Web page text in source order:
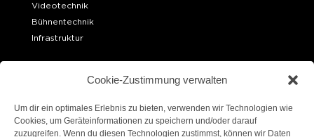
Cookie-Zustimmung verwalten
Um dir ein optimales Erlebnis zu bieten, verwenden wir Technologien wie
Cookies, um Geräteinformationen zu speichern und/oder darauf
zuzugreifen. Wenn du diesen Technologien zustimmst, können wir Daten
Videotechnik
Bühnentechnik
Infrastruktur
OFFICE BERLIN
10439 Berlin